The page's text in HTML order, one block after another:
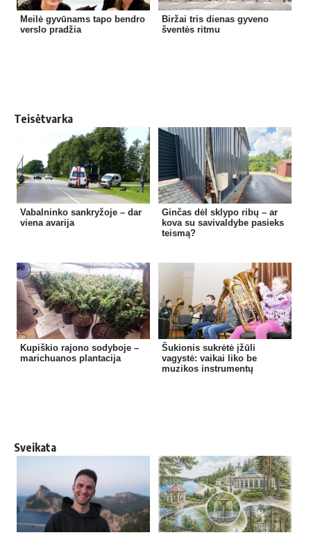
Meilė gyvūnams tapo bendro
verslo pradžia
Biržai tris dienas gyveno
šventės ritmu
Teisėtvarka
Vabalninko sankryžoje – dar
viena avarija
Ginčas dėl sklypo ribų – ar
kova su savivaldybe pasieks
teismą?
Kupiškio rajono sodyboje –
marichuanos plantacija
Šukionis sukrėtė įžūli
vagystė: vaikai liko be
muzikos instrumentų
Sveikata